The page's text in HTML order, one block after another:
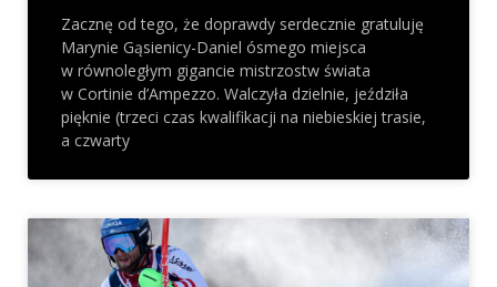
Zacznę od tego, że doprawdy serdecznie gratuluję
Marynie Gąsienicy-Daniel ósmego miejsca
w równoległym gigancie mistrzostw świata
w Cortinie d’Ampezzo. Walczyła dzielnie, jeździła
pięknie (trzeci czas kwalifikacji na niebieskiej trasie,
a czwarty